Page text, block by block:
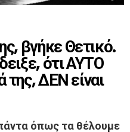
βγήκε Θετικό.
ότι ΑΥΤΟ
της, ΔΕΝ είναι
όπως τα θέλουμε